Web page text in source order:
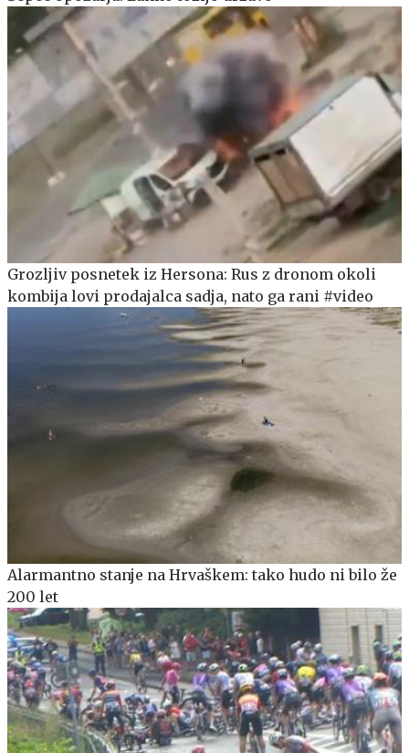
Grozljiv posnetek iz Hersona: Rus z dronom okoli
kombija lovi prodajalca sadja, nato ga rani #video
Alarmantno stanje na Hrvaškem: tako hudo ni bilo že
200 let